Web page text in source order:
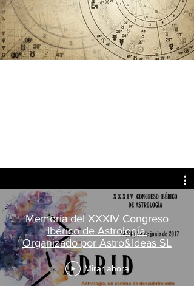
Memoria del XXXIV Congreso
Ibérico de Astrología.
Organizado por Astro&Ideas SL
Mirar ahora